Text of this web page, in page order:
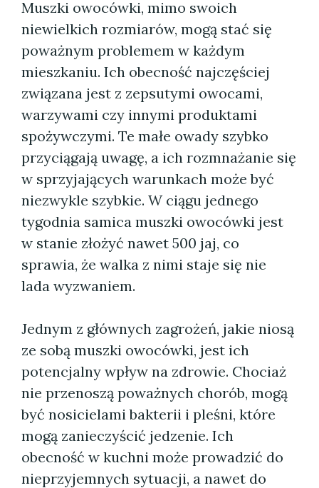
Muszki owocówki, mimo swoich
niewielkich rozmiarów, mogą stać się
poważnym problemem w każdym
mieszkaniu. Ich obecność najczęściej
związana jest z zepsutymi owocami,
warzywami czy innymi produktami
spożywczymi. Te małe owady szybko
przyciągają uwagę, a ich rozmnażanie się
w sprzyjających warunkach może być
niezwykle szybkie. W ciągu jednego
tygodnia samica muszki owocówki jest
w stanie złożyć nawet 500 jaj, co
sprawia, że walka z nimi staje się nie
lada wyzwaniem.
Jednym z głównych zagrożeń, jakie niosą
ze sobą muszki owocówki, jest ich
potencjalny wpływ na zdrowie. Chociaż
nie przenoszą poważnych chorób, mogą
być nosicielami bakterii i pleśni, które
mogą zanieczyścić jedzenie. Ich
obecność w kuchni może prowadzić do
nieprzyjemnych sytuacji, a nawet do